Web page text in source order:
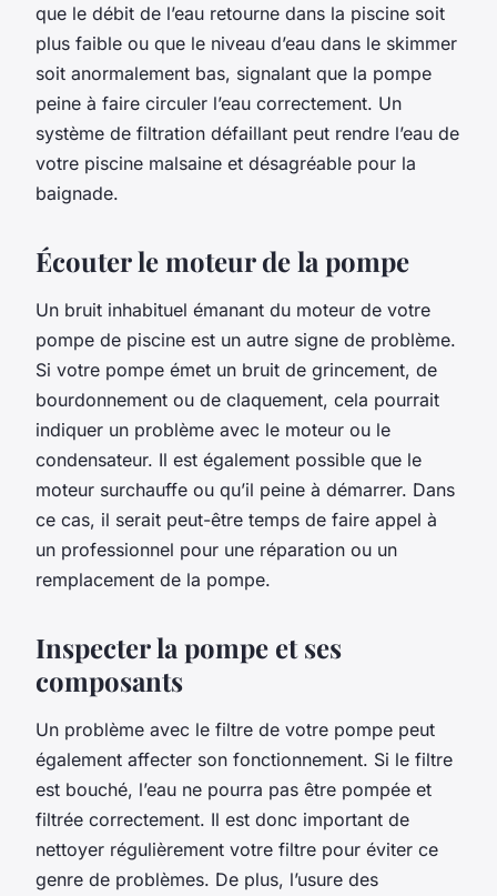
que le débit de l’eau retourne dans la piscine soit
plus faible ou que le niveau d’eau dans le skimmer
soit anormalement bas, signalant que la pompe
peine à faire circuler l’eau correctement. Un
système de filtration défaillant peut rendre l’eau de
votre piscine malsaine et désagréable pour la
baignade.
Écouter le moteur de la pompe
Un bruit inhabituel émanant du moteur de votre
pompe de piscine est un autre signe de problème.
Si votre pompe émet un bruit de grincement, de
bourdonnement ou de claquement, cela pourrait
indiquer un problème avec le moteur ou le
condensateur. Il est également possible que le
moteur surchauffe ou qu’il peine à démarrer. Dans
ce cas, il serait peut-être temps de faire appel à
un professionnel pour une réparation ou un
remplacement de la pompe.
Inspecter la pompe et ses
composants
Un problème avec le filtre de votre pompe peut
également affecter son fonctionnement. Si le filtre
est bouché, l’eau ne pourra pas être pompée et
filtrée correctement. Il est donc important de
nettoyer régulièrement votre filtre pour éviter ce
genre de problèmes. De plus, l’usure des